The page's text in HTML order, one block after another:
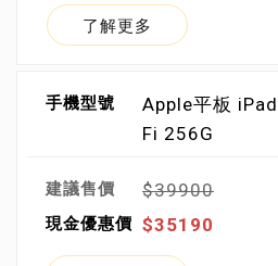
了解更多
Apple平板
Fi 256G
$39900
$35190